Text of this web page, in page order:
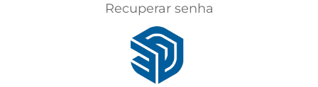
Recuperar senha